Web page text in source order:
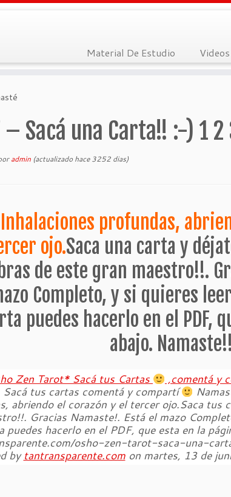
Material De Estudio Videos
– Sacá una Carta!! :-) 1
admin (actualizado hace 3252 dias)
profundas,
ojo.Saca una carta y
de este gran maestro!!.
Completo, y si quieres
puedes hacerlo en el PDF,
abajo.
Zen Tarot* Sacá tus Cartas
,comentá y
Sacá tus cartas comentá y compartí
abriendo el corazón y el tercer ojo.Saca tus
Gracias Namaste!. Está el mazo
puedes hacerlo en el PDF, que esta en la
osho-zen-tarot-saca-una-
bytantransparente.comon martes, 13 de